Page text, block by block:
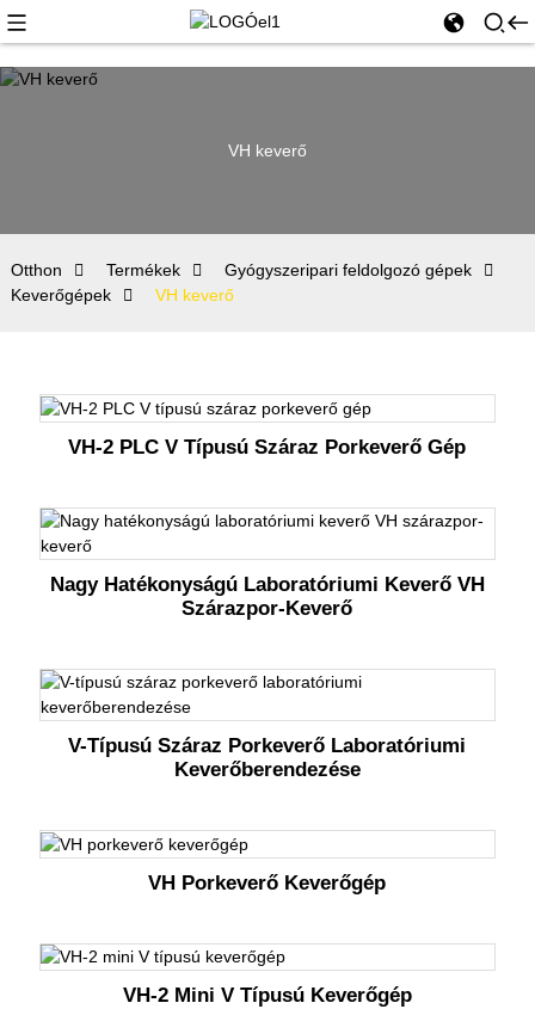
VH keverő
Otthon Termékek
Gyógyszeripari feldolgozó gépek
Keverőgépek
VH keverő
VH-2 PLC V Típusú Száraz Porkeverő Gép
Nagy Hatékonyságú Laboratóriumi Keverő VH
Szárazpor-Keverő
V-Típusú Száraz Porkeverő Laboratóriumi
Keverőberendezése
VH Porkeverő Keverőgép
VH-2 Mini V Típusú Keverőgép